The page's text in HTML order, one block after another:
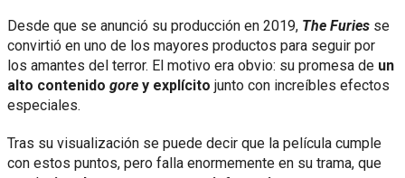
Desde que se anunció su producción en 2019, The Furies se
convirtió en uno de los mayores productos para seguir por
los amantes del terror. El motivo era obvio: su promesa de un
alto contenido gore y explícito junto con increíbles efectos
especiales.
Tras su visualización se puede decir que la película cumple
con estos puntos, pero falla enormemente en su trama, que